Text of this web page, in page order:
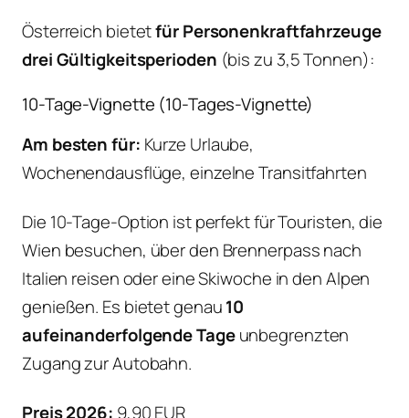
Österreich bietetfür Personenkraftfahrzeuge
drei Gültigkeitsperioden (bis zu 3,5 Tonnen):
10-Tage-Vignette (10-Tages-Vignette)
Am besten für: Kurze Urlaube,
Wochenendausflüge, einzelne Transitfahrten
Die 10-Tage-Option ist perfekt für Touristen, die
Wien besuchen, über den Brennerpass nach
Italien reisen oder eine Skiwoche in den Alpen
genießen. Es bietet genau10
aufeinanderfolgende Tageunbegrenzten
Zugang zur Autobahn.
Preis 2026: 9,90 EUR